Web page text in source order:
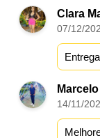
Clara
07/12/
14/11/